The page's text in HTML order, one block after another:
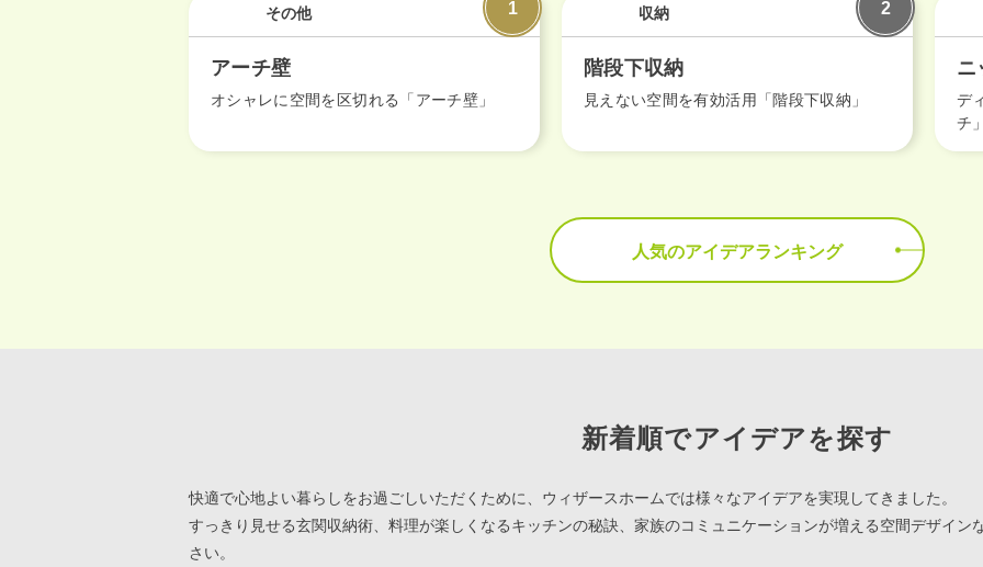
エリア限定商品
その他
アーチ壁
オシャレに空間を区切れる「アーチ壁」
収納
階段下収納
見えない空間を有効活用「階段下収納」
ニ
デ
チ
人気のアイデアランキング
新着順でアイデアを探す
快適で心地よい暮らしをお過ごしいただくために、ウィザースホームでは様々なアイデアを実現してきました。
すっきり見せる玄関収納術、料理が楽しくなるキッチンの秘訣、家族のコミュニケーションが増える空間デザイン
さい。